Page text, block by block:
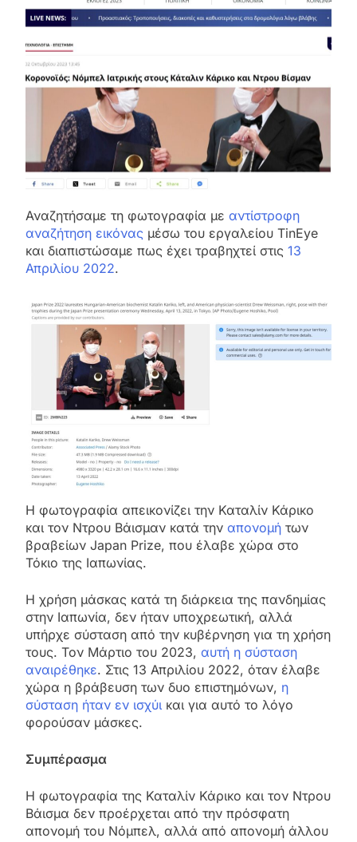
Αναζητήσαμε τη φωτογραφία με αντίστροφη
αναζήτηση εικόνας μέσω του εργαλείου TinEye
και διαπιστώσαμε πως έχει τραβηχτεί στις 13
Απριλίου 2022.
Η φωτογραφία απεικονίζει την Καταλίν Κάρικο
και τον Ντρου Βάισμαν κατά την απονομή των
βραβείων Japan Prize, που έλαβε χώρα στο
Τόκιο της Ιαπωνίας.
Η χρήση μάσκας κατά τη διάρκεια της πανδημίας
στην Ιαπωνία, δεν ήταν υποχρεωτική, αλλά
υπήρχε σύσταση από την κυβέρνηση για τη χρήση
τους. Τον Μάρτιο του 2023, αυτή η σύσταση
αναιρέθηκε. Στις 13 Απριλίου 2022, όταν έλαβε
χώρα η βράβευση των δυο επιστημόνων, η
σύσταση ήταν εν ισχύι και για αυτό το λόγο
φορούσαν μάσκες.
Συμπέρασμα
Η φωτογραφία της Καταλίν Κάρικο και τον Ντρου
Βάισμα δεν προέρχεται από την πρόσφατη
απονομή του Νόμπελ, αλλά από απονομή άλλου